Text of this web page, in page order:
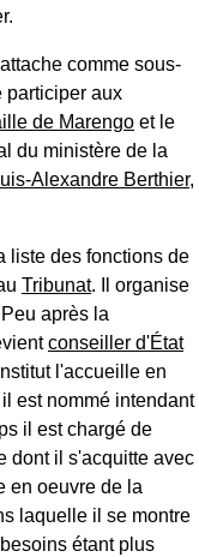
comme sous-
participer aux
de Marengo et le
du ministère de la
Alexandre Berthier,
liste des fonctions de
Tribunat. Il organise
après la
conseiller d'État
l'accueille en
est nommé intendant
il est chargé de
dont il s'acquitte avec
en oeuvre de la
laquelle il se montre
étant plus